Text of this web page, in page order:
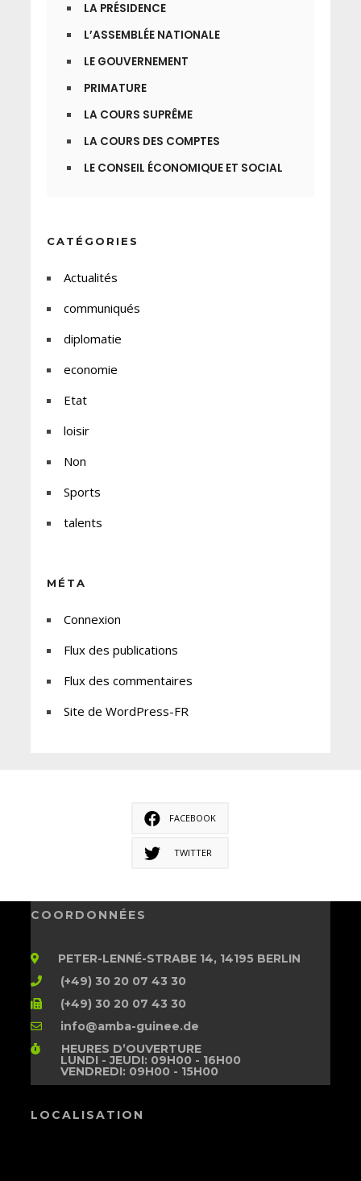
LA PRÉSIDENCE
L’ASSEMBLÉE NATIONALE
LE GOUVERNEMENT
PRIMATURE
LA COURS SUPRÊME
LA COURS DES COMPTES
LE CONSEIL ÉCONOMIQUE ET SOCIAL
CATÉGORIES
Actualités
communiqués
diplomatie
economie
Etat
loisir
Non
Sports
talents
MÉTA
Connexion
Flux des publications
Flux des commentaires
Site de WordPress-FR
FACEBOOK
TWITTER
COORDONNÉES
PETER-LENNÉ-STRABE 14, 14195 BERLIN
(+49) 30 20 07 43 30
(+49) 30 20 07 43 30
info@amba-guinee.de
HEURES D’OUVERTURE
LUNDI - JEUDI: 09H00 - 16H00
VENDREDI: 09H00 - 15H00
LOCALISATION